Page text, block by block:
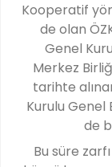
Kooperatif
de olan
Genel
Merkez
tarihte
Kurulu Genel
de
Bu süre